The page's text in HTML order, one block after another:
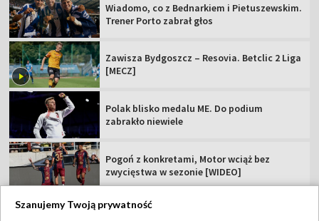
Wiadomo, co z Bednarkiem i Pietuszewskim.
Trener Porto zabrał głos
Zawisza Bydgoszcz – Resovia. Betclic 2 Liga
[MECZ]
Polak blisko medalu ME. Do podium
zabrakło niewiele
Pogoń z konkretami, Motor wciąż bez
zwycięstwa w sezonie [WIDEO]
Szanujemy Twoją prywatność